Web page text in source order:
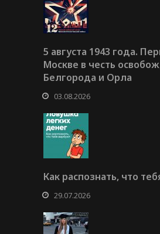
5 августа 1943 года.
Москве в честь
Белгорода и Орла
03.08.2026
Как распознать, что
29.07.2026